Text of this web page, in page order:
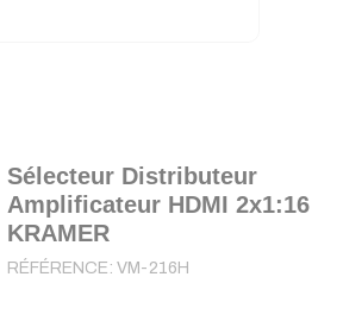
Sélecteur Distributeur
Amplificateur HDMI 2x1:16
KRAMER
RÉFÉRENCE: VM-216H